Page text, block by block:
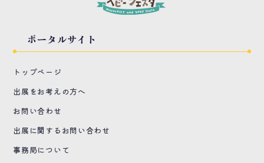
ポータルサイト
トップページ
出展をお考えの方へ
お問い合わせ
出展に関するお問い合わせ
事務局について